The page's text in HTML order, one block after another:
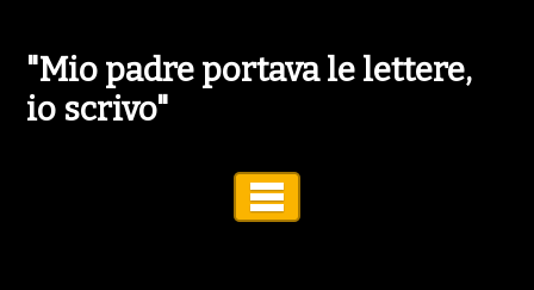
"Mio padre portava le lettere,
io scrivo"